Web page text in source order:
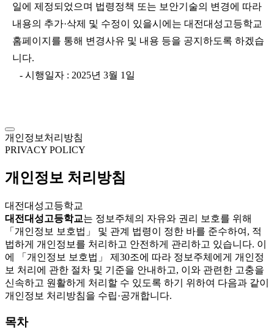
일에 제정되었으며 법령정책 또는 보안기술의 변경에 따라
내용의 추가·삭제 및 수정이 있을시에는 대전대성고등학교
홈페이지를 통해 변경사유 및 내용 등을 공지하도록 하겠습
니다.
- 시행일자 : 2025년 3월 1일
개인정보처리방침
PRIVACY POLICY
개인정보 처리방침
대전대성고등학교
대전대성고등학교는 정보주체의 자유와 권리 보호를 위해
「개인정보 보호법」 및 관계 법령이 정한 바를 준수하여, 적
법하게 개인정보를 처리하고 안전하게 관리하고 있습니다. 이
에 「개인정보 보호법」 제30조에 따라 정보주체에게 개인정
보 처리에 관한 절차 및 기준을 안내하고, 이와 관련한 고충을
신속하고 원활하게 처리할 수 있도록 하기 위하여 다음과 같이
개인정보 처리방침을 수립·공개합니다.
목차